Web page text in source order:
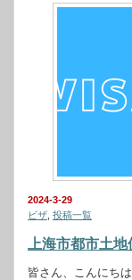
2024-3-29
ビザ 投稿一覧
上海市都市土
皆さん、こんにち